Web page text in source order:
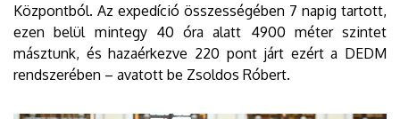
Központból. Az expedíció összességében 7 napig tartott,
ezen belül mintegy 40 óra alatt 4900 méter szintet
másztunk, és hazaérkezve 220 pont járt ezért a DEDM
rendszerében – avatott be Zsoldos Róbert.